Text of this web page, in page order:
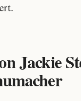
Jackie